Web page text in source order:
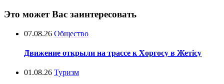
Это может Вас заинтересовать
07.08.26 Общество
Движение открыли на трассе к Хоргосу в Жетісу
01.08.26 Туризм